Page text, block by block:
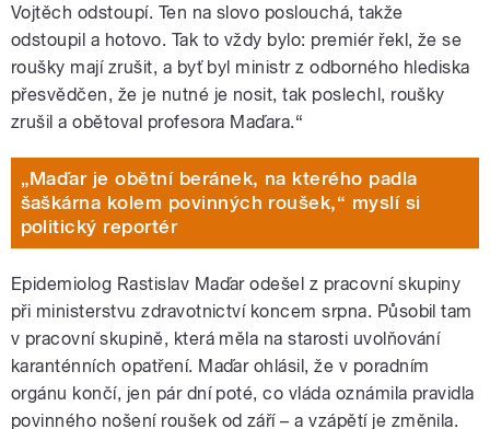
Vojtěch odstoupí. Ten na slovo poslouchá, takže
odstoupil a hotovo. Tak to vždy bylo: premiér řekl, že se
roušky mají zrušit, a byť byl ministr z odborného hlediska
přesvědčen, že je nutné je nosit, tak poslechl, roušky
zrušil a obětoval profesora Maďara.“
„Maďar je obětní beránek, na kterého padla
šaškárna kolem povinných roušek,“ myslí si
politický reportér
Epidemiolog Rastislav Maďar odešel z pracovní skupiny
při ministerstvu zdravotnictví koncem srpna. Působil tam
v pracovní skupině, která měla na starosti uvolňování
karanténních opatření. Maďar ohlásil, že v poradním
orgánu končí, jen pár dní poté, co vláda oznámila pravidla
povinného nošení roušek od září – a vzápětí je změnila.